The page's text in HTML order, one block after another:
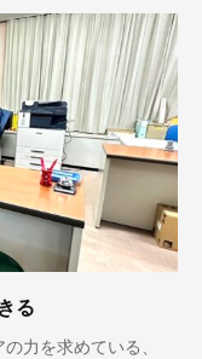
る
力を求めている、